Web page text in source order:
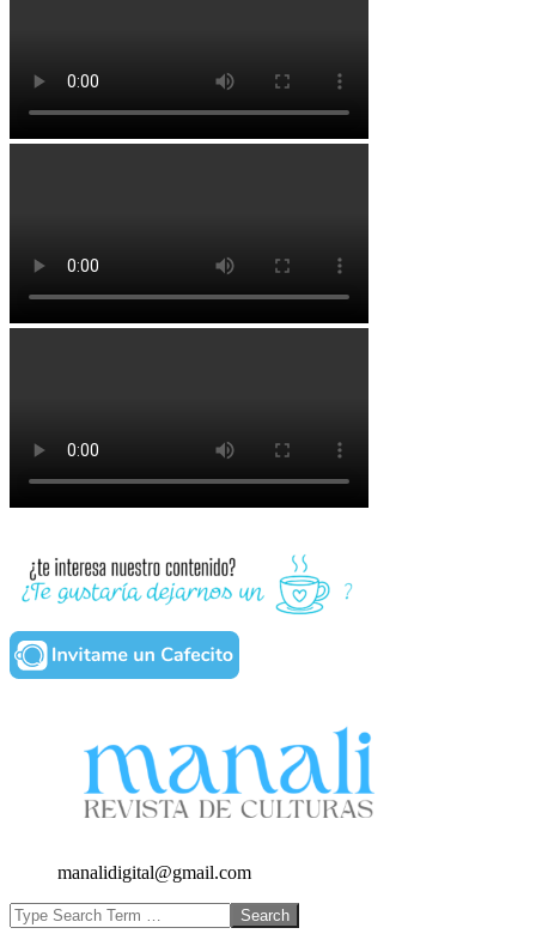
manalidigital@gmail.com
Search